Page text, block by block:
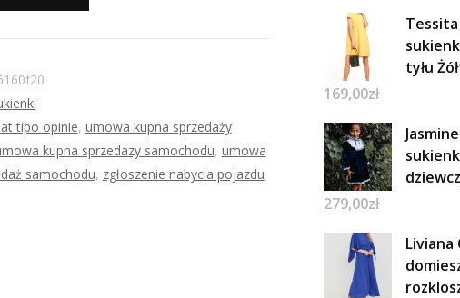
tipo opinie, umowa kupna sprzedaży
kupna sprzedazy samochodu, umowa
samochodu, zgłoszenie nabycia pojazdu
tyłu
169,00zł
279,00zł
Liviana